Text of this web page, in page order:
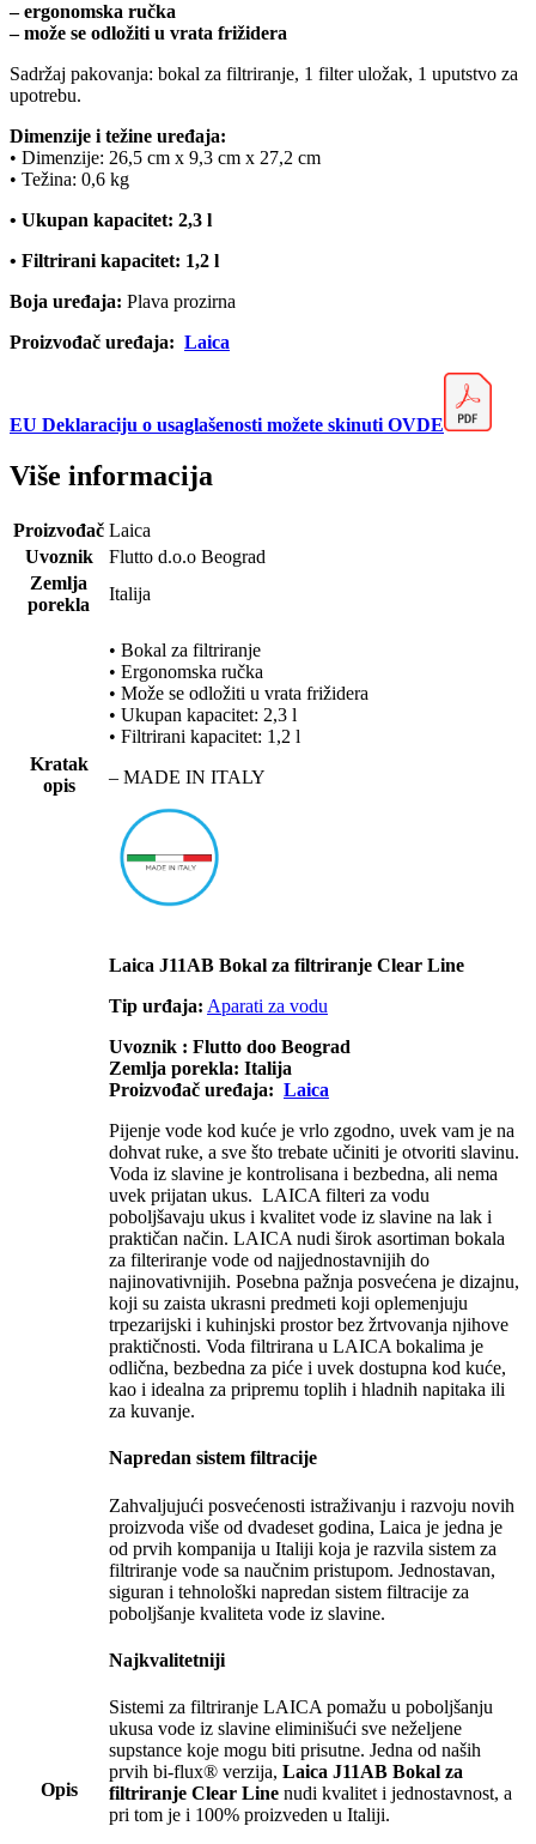
– ergonomska ručka
– može se odložiti u vrata frižidera
Sadržaj pakovanja: bokal za filtriranje, 1 filter uložak, 1 uputstvo za
upotrebu.
Dimenzije i težine uređaja:
• Dimenzije: 26,5 cm x 9,3 cm x 27,2 cm
• Težina: 0,6 kg
• Ukupan kapacitet: 2,3 l
• Filtrirani kapacitet: 1,2 l
Boja uređaja: Plava prozirna
Proizvođač uređaja: Laica
EU Deklaraciju o usaglašenosti možete skinuti OVDE
Više informacija
Proizvođač Laica
Uvoznik
Flutto d.o.o Beograd
Zemlja
porekla
Italija
Kratak
opis
• Bokal za filtriranje
• Ergonomska ručka
• Može se odložiti u vrata frižidera
• Ukupan kapacitet: 2,3 l
• Filtrirani kapacitet: 1,2 l
– MADE IN ITALY
Opis
Laica J11AB Bokal za filtriranje Clear Line
Tip urđaja: Aparati za vodu
Uvoznik : Flutto doo Beograd
Zemlja porekla: Italija
Proizvođač uređaja: Laica
Pijenje vode kod kuće je vrlo zgodno, uvek vam je na
dohvat ruke, a sve što trebate učiniti je otvoriti slavinu.
Voda iz slavine je kontrolisana i bezbedna, ali nema
uvek prijatan ukus. LAICA filteri za vodu
poboljšavaju ukus i kvalitet vode iz slavine na lak i
praktičan način. LAICA nudi širok asortiman bokala
za filteriranje vode od najjednostavnijih do
najinovativnijih. Posebna pažnja posvećena je dizajnu,
koji su zaista ukrasni predmeti koji oplemenjuju
trpezarijski i kuhinjski prostor bez žrtvovanja njihove
praktičnosti. Voda filtrirana u LAICA bokalima je
odlična, bezbedna za piće i uvek dostupna kod kuće,
kao i idealna za pripremu toplih i hladnih napitaka ili
za kuvanje.
Napredan sistem filtracije
Zahvaljujući posvećenosti istraživanju i razvoju novih
proizvoda više od dvadeset godina, Laica je jedna je
od prvih kompanija u Italiji koja je razvila sistem za
filtriranje vode sa naučnim pristupom. Jednostavan,
siguran i tehnološki napredan sistem filtracije za
poboljšanje kvaliteta vode iz slavine.
Najkvalitetniji
Sistemi za filtriranje LAICA pomažu u poboljšanju
ukusa vode iz slavine eliminišući sve neželjene
supstance koje mogu biti prisutne. Jedna od naših
prvih bi-flux® verzija, Laica J11AB Bokal za
filtriranje Clear Line nudi kvalitet i jednostavnost, a
pri tom je i 100% proizveden u Italiji.